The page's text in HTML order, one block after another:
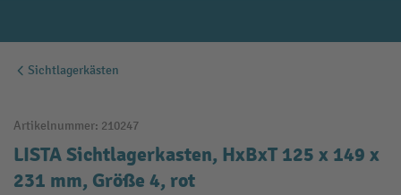
Sichtlagerkästen
Artikelnummer: 210247
LISTA Sichtlagerkasten, HxBxT 125 x 149 x
231 mm, Größe 4, rot